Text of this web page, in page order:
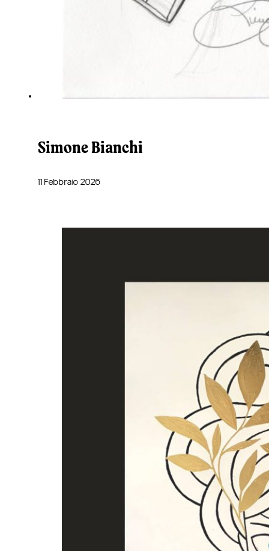
Simone Bianchi
11 Febbraio 2026